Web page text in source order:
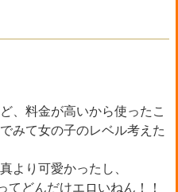
、料金が高いから使ったこ
みて女の子のレベル考えた
より可愛かったし、
てどんだけエロいねん！！